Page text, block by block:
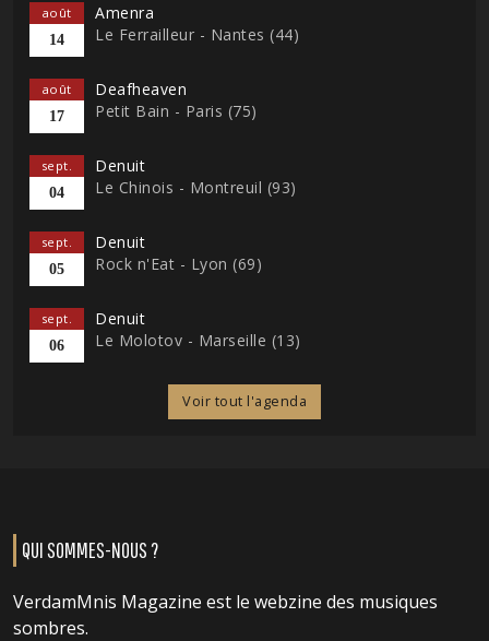
août
14
Amenra
Le Ferrailleur - Nantes (44)
août
17
Deafheaven
Petit Bain - Paris (75)
sept.
04
Denuit
Le Chinois - Montreuil (93)
sept.
05
Denuit
Rock n'Eat - Lyon (69)
sept.
06
Denuit
Le Molotov - Marseille (13)
Voir tout l'agenda
QUI SOMMES-NOUS ?
VerdamMnis Magazine est le webzine des musiques
sombres.